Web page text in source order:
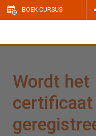
BOEK CURSUS
Wordt het